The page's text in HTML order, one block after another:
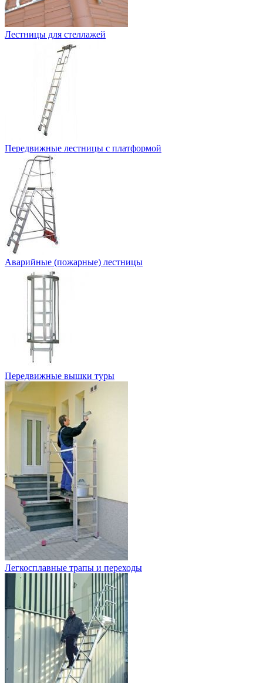
Лестницы для стеллажей
Передвижные лестницы с платформой
Аварийные (пожарные) лестницы
Передвижные вышки туры
Легкосплавные трапы и переходы